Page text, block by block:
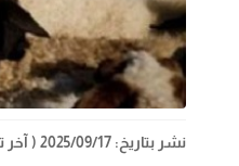
نشر بتاريخ: 2025/09/17 ( آخر تحديث: